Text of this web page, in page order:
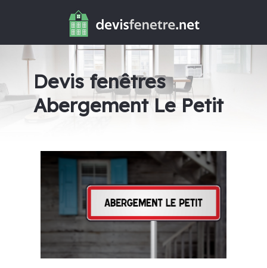
Devis fenêtres
Abergement Le Petit